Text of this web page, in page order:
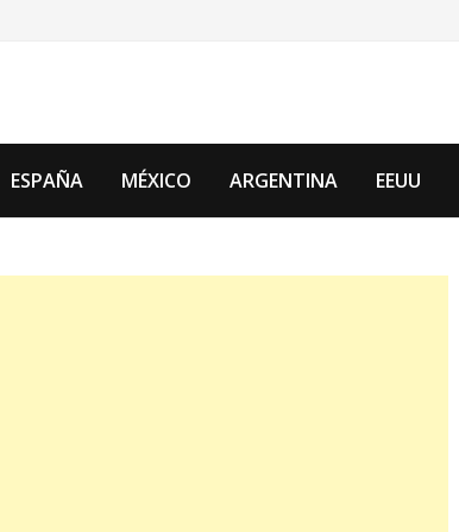
ESPAÑA MÉXICO ARGENTINA EEUU